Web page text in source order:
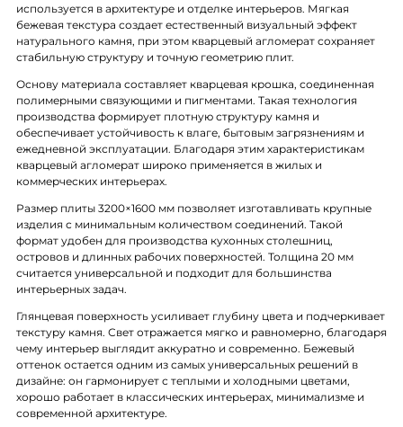
используется в архитектуре и отделке интерьеров. Мягкая
бежeвая текстура создает естественный визуальный эффект
натурального камня, при этом кварцевый агломерат сохраняет
стабильную структуру и точную геометрию плит.
Основу материала составляет кварцевая крошка, соединенная
полимерными связующими и пигментами. Такая технология
производства формирует плотную структуру камня и
обеспечивает устойчивость к влаге, бытовым загрязнениям и
ежедневной эксплуатации. Благодаря этим характеристикам
кварцевый агломерат широко применяется в жилых и
коммерческих интерьерах.
Размер плиты 3200×1600 мм позволяет изготавливать крупные
изделия с минимальным количеством соединений. Такой
формат удобен для производства кухонных столешниц,
островов и длинных рабочих поверхностей. Толщина 20 мм
считается универсальной и подходит для большинства
интерьерных задач.
Глянцевая поверхность усиливает глубину цвета и подчеркивает
текстуру камня. Свет отражается мягко и равномерно, благодаря
чему интерьер выглядит аккуратно и современно. Бежевый
оттенок остается одним из самых универсальных решений в
дизайне: он гармонирует с теплыми и холодными цветами,
хорошо работает в классических интерьерах, минимализме и
современной архитектуре.